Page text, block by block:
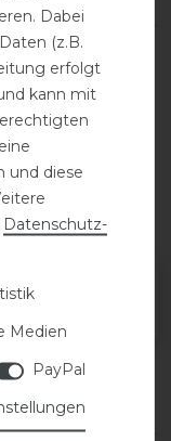
Dabei
(z.B.
erfolgt
kann mit
und diese
Daten­schutz­
Medien
PayPal